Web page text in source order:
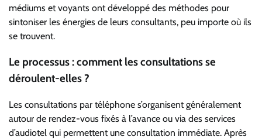
médiums et voyants ont développé des méthodes pour
sintoniser les énergies de leurs consultants, peu importe où ils
se trouvent.
Le processus : comment les consultations se
déroulent-elles ?
Les consultations par téléphone s’organisent généralement
autour de rendez-vous fixés à l’avance ou via des services
d’audiotel qui permettent une consultation immédiate. Après